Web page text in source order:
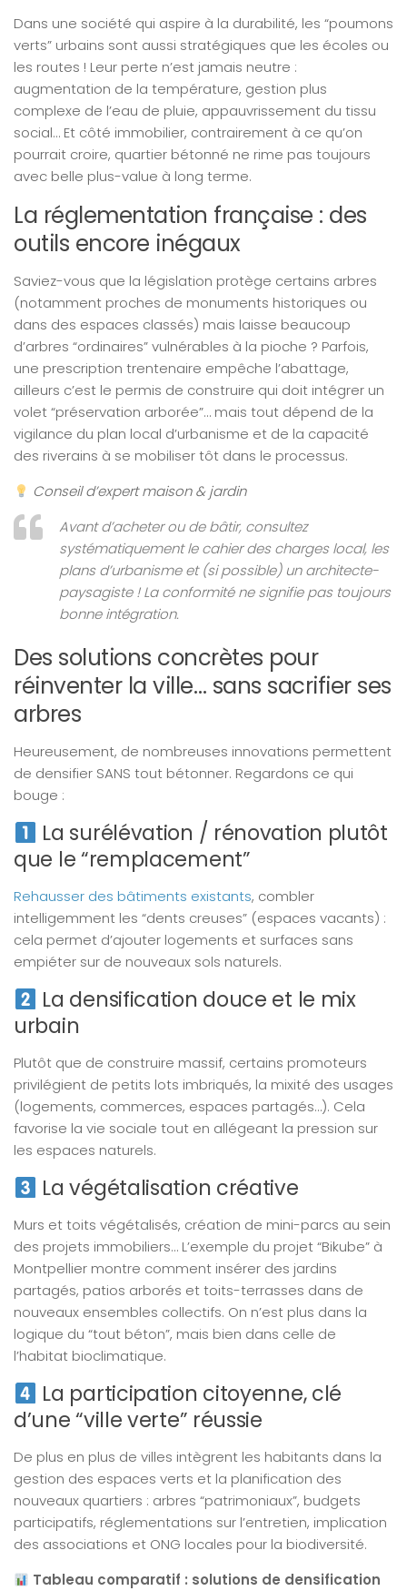
Dans une société qui aspire à la durabilité, les “poumons
verts” urbains sont aussi stratégiques que les écoles ou
les routes ! Leur perte n’est jamais neutre :
augmentation de la température, gestion plus
complexe de l’eau de pluie, appauvrissement du tissu
social… Et côté immobilier, contrairement à ce qu’on
pourrait croire, quartier bétonné ne rime pas toujours
avec belle plus-value à long terme.
La réglementation française : des
outils encore inégaux
Saviez-vous que la législation protège certains arbres
(notamment proches de monuments historiques ou
dans des espaces classés) mais laisse beaucoup
d’arbres “ordinaires” vulnérables à la pioche ? Parfois,
une prescription trentenaire empêche l’abattage,
ailleurs c’est le permis de construire qui doit intégrer un
volet “préservation arborée”… mais tout dépend de la
vigilance du plan local d’urbanisme et de la capacité
des riverains à se mobiliser tôt dans le processus.
Conseil d’expert maison & jardin
Avant d’acheter ou de bâtir, consultez
systématiquement le cahier des charges local, les
plans d’urbanisme et (si possible) un architecte-
paysagiste ! La conformité ne signifie pas toujours
bonne intégration.
Des solutions concrètes pour
réinventer la ville… sans sacrifier ses
arbres
Heureusement, de nombreuses innovations permettent
de densifier SANS tout bétonner. Regardons ce qui
bouge :
La surélévation / rénovation plutôt
que le “remplacement”
Rehausser des bâtiments existants, combler
intelligemment les “dents creuses” (espaces vacants) :
cela permet d’ajouter logements et surfaces sans
empiéter sur de nouveaux sols naturels.
La densification douce et le mix
urbain
Plutôt que de construire massif, certains promoteurs
privilégient de petits lots imbriqués, la mixité des usages
(logements, commerces, espaces partagés…). Cela
favorise la vie sociale tout en allégeant la pression sur
les espaces naturels.
La végétalisation créative
Murs et toits végétalisés, création de mini-parcs au sein
des projets immobiliers… L’exemple du projet “Bikube” à
Montpellier montre comment insérer des jardins
partagés, patios arborés et toits-terrasses dans de
nouveaux ensembles collectifs. On n’est plus dans la
logique du “tout béton”, mais bien dans celle de
l’habitat bioclimatique.
La participation citoyenne, clé
d’une “ville verte” réussie
De plus en plus de villes intègrent les habitants dans la
gestion des espaces verts et la planification des
nouveaux quartiers : arbres “patrimoniaux”, budgets
participatifs, réglementations sur l’entretien, implication
des associations et ONG locales pour la biodiversité.
Tableau comparatif : solutions de densification